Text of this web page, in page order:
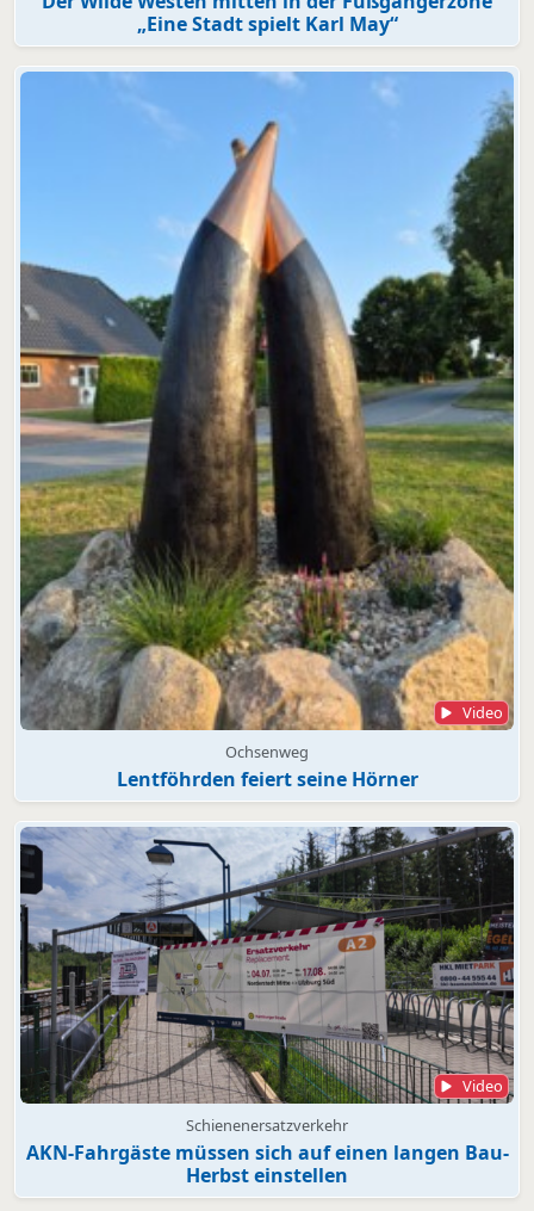
„Eine Stadt spielt Karl May“
Video
Ochsenweg
Lentföhrden feiert seine Hörner
Video
Schienenersatzverkehr
AKN-Fahrgäste müssen sich auf einen langen Bau-
Herbst einstellen